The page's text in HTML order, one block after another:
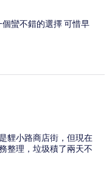
蠻不錯的選擇 可惜早
貍小路商店街，但現在
整理，垃圾積了兩天不